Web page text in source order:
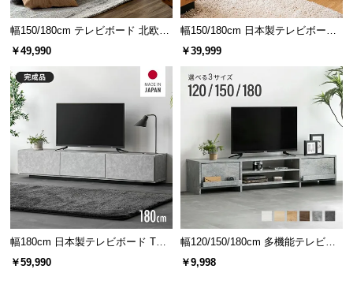
CDやDVDなどの収納に役立つ2杯の引き出し。
散らかりがちな小物もまとめて収納できるサイズで
す。
幅150/180cm テレビボード 北欧デ
ザイン 収納付き TOT-018
￥49,990
幅150/180cm 日本製テレビボード
TOT-002-1
￥39,999
幅180cm 日本製テレビボード TOT-
020
￥59,990
幅120/150/180cm 多機能テレビボ
ード 木目/石目調 オープン収納・
￥9,998